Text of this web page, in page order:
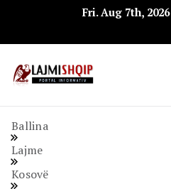
Fri. Aug 7th, 2026
Ballina
Lajme
Kosovë